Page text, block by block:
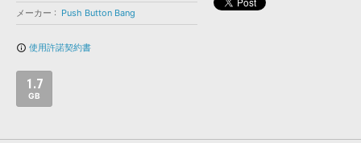
SLS
メーカー
Push Button Bang
info_outline 使用許諾契約書
1.7
GB